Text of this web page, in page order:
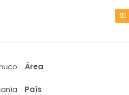
Área
País